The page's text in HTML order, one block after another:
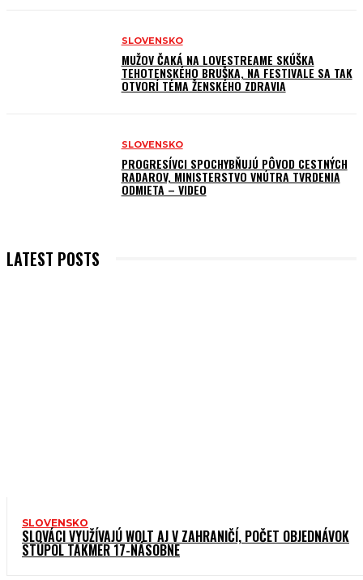
SLOVENSKO
MUŽOV ČAKÁ NA LOVESTREAME SKÚŠKA
TEHOTENSKÉHO BRUŠKA, NA FESTIVALE SA TAK
OTVORÍ TÉMA ŽENSKÉHO ZDRAVIA
SLOVENSKO
PROGRESÍVCI SPOCHYBŇUJÚ PÔVOD CESTNÝCH
RADAROV, MINISTERSTVO VNÚTRA TVRDENIA
ODMIETA – VIDEO
LATEST POSTS
SLOVENSKO
SLOVÁCI VYUŽÍVAJÚ WOLT AJ V ZAHRANIČÍ, POČET OBJEDNÁVOK
STÚPOL TAKMER 17-NÁSOBNE